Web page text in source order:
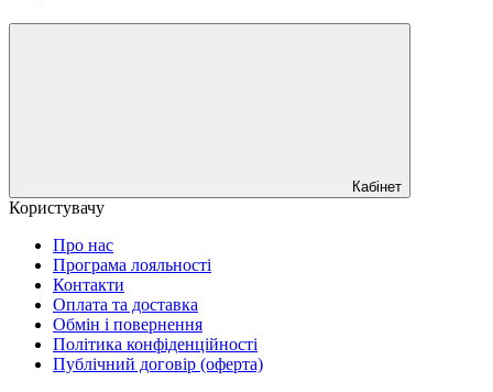
Кабінет
Користувачу
Про нас
Програма лояльності
Контакти
Оплата та доставка
Обмін і повернення
Політика конфіденційності
Публічний договір (оферта)